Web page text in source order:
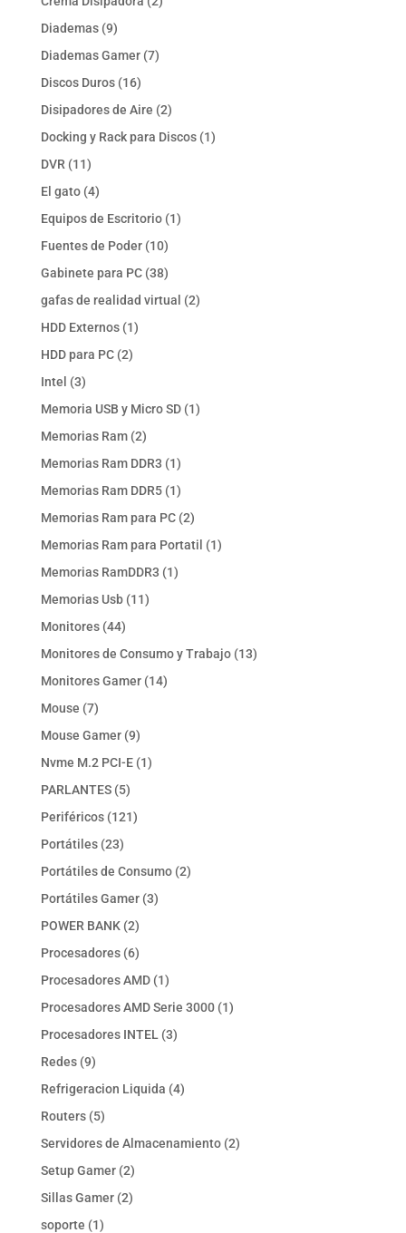
Diademas 99
productos
Diademas Gamer 77
Discos Duros 1616
productos
Disipadores de Aire 22
productos
Docking y Rack para Discos 11
DVR 1111
productos
El gato 44
productos
Equipos de Escritorio 11
Fuentes de Poder 1010
productos
Gabinete para PC 3838
productos
gafas de realidad virtual 22
HDD Externos 11
HDD para PC 22
Intel 33
productos
Memoria USB y Micro SD 11
Memorias Ram 22
productos
Memorias Ram DDR3 11
producto
Memorias Ram DDR5 11
producto
Memorias Ram para PC 22
productos
Memorias Ram para Portatil 11
Memorias RamDDR3 11
Memorias Usb 1111
Monitores 4444
productos
Monitores de Consumo y Trabajo 1313
Monitores Gamer 1414
Mouse 77
productos
Mouse Gamer 99
productos
Nvme M.2 PCI-E 11
PARLANTES 55
productos
Periféricos 121121
Portátiles 2323
productos
Portátiles de Consumo 22
Portátiles Gamer 33
POWER BANK 22
productos
Procesadores 66
productos
Procesadores AMD 11
producto
Procesadores AMD Serie 3000 11
Procesadores INTEL 33
Redes 99
productos
Refrigeracion Liquida 44
Routers 55
productos
Servidores de Almacenamiento 22
Setup Gamer 22
productos
Sillas Gamer 22
soporte 11